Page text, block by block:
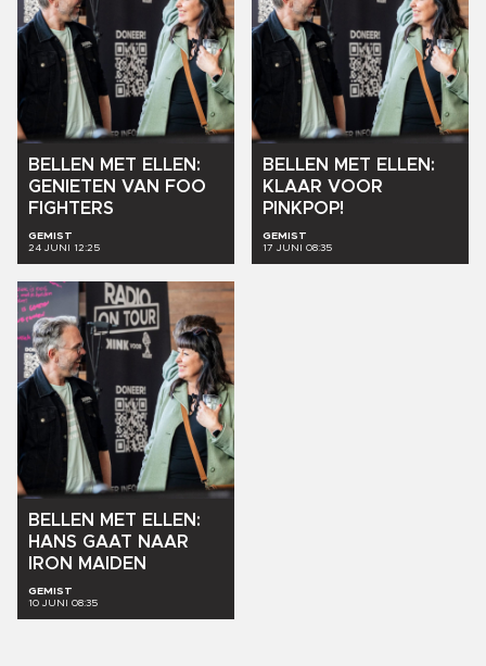
BELLEN MET ELLEN:
GENIETEN VAN
FOO
FIGHTERS
GEMIST
24 JUNI 12:25
BELLEN MET ELLEN:
KLAAR VOOR
PINKPOP!
GEMIST
17 JUNI 08:35
BELLEN MET ELLEN:
HANS GAAT NAAR
IRON
MAIDEN
GEMIST
10 JUNI 08:35